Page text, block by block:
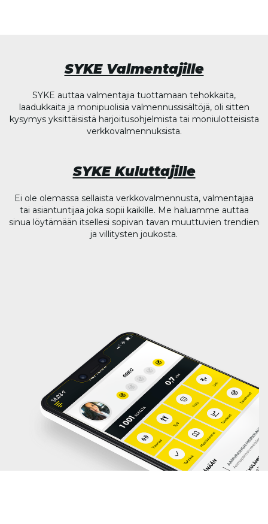
SYKE Valmentajille
SYKE auttaa valmentajia tuottamaan tehokkaita,
laadukkaita ja monipuolisia valmennussisältöjä, oli sitten
kysymys yksittäisistä harjoitusohjelmista tai moniulotteisista
verkkovalmennuksista.
SYKE Kuluttajille
Ei ole olemassa sellaista verkkovalmennusta, valmentajaa
tai asiantuntijaa joka sopii kaikille. Me haluamme auttaa
sinua löytämään itsellesi sopivan tavan muuttuvien trendien
ja villitysten joukosta.